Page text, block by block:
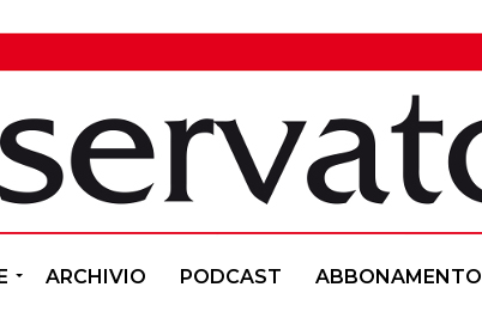
ARCHIVIO PODCAST ABBONAMENTO